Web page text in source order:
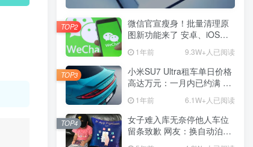
微信官宣瘦身！批量清理原
图新功能来了 安卓、iOS均
1年前 9.3W+人已阅读
TOP2
小米SU7 Ultra租车单日价格
高达万元：一月内已约满 预
1年前 6.1W+人已阅读
TOP3
女子难入库无奈停他人车位
留条致歉 网友：换自动泊车
TOP4